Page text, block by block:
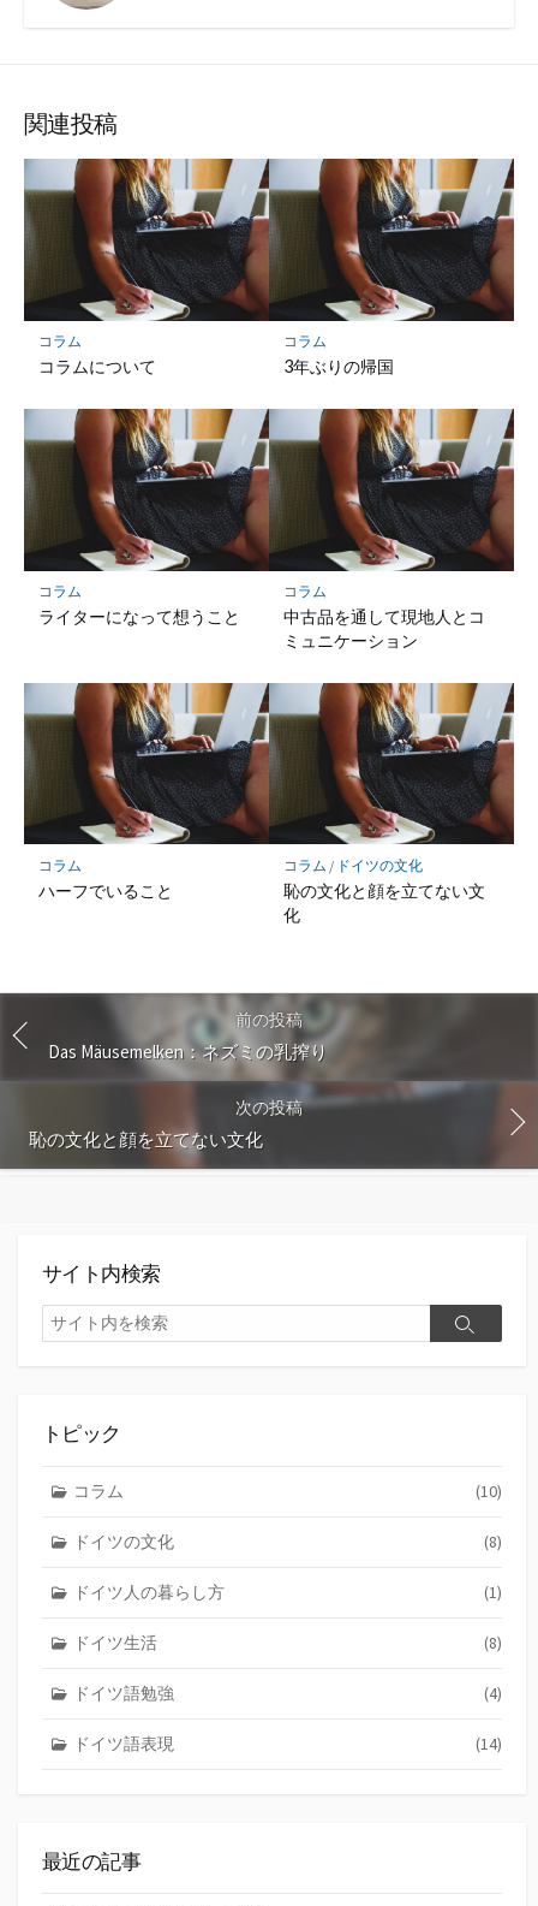
関連投稿
コラム
コラムについて
コラム
3年ぶりの帰国
コラム
ライターになって想うこと
コラム
中古品を通して現地人とコ
ミュニケーション
コラム
ハーフでいること
コラム / ドイツの文化
恥の文化と顔を立てない文
化
前の投稿
Das Mäusemelken：ネズミの乳搾り
次の投稿
恥の文化と顔を立てない文化
サイト内検索
検
索
検
トピック
コラム (10)
ドイツの文化 (8)
ドイツ人の暮らし方 (1)
ドイツ生活 (8)
ドイツ語勉強 (4)
ドイツ語表現 (14)
最近の記事